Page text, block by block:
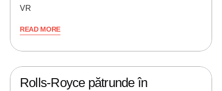
VR
READ MORE
Rolls-Royce pătrunde în